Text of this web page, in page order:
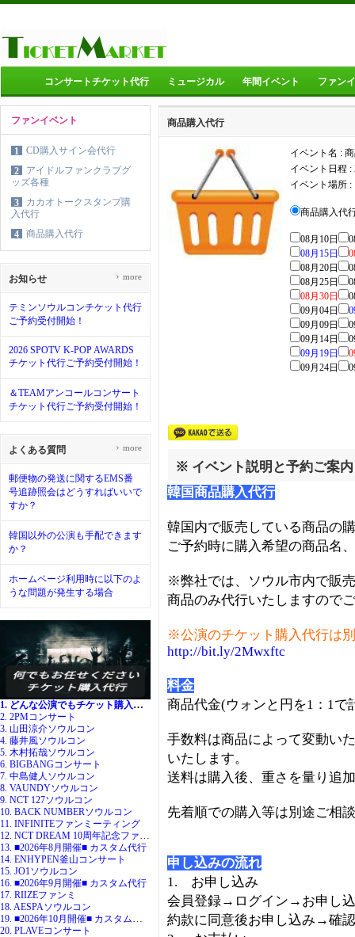
コンサートチケット代行 ミュージカル 年間イベント ファン
ファンイベント
1
CD購入サイン会代行
2
アイドルファンクラブグ
ッズ各種
3
カカオトークスタンプ購
入代行
4
商品購入代行
お知らせ
テミンソウルコンチケット代行
ご予約受付開始！
2026 SPOTV K-POP AWARDS
チケット代行ご予約受付開始！
＆TEAMアンコールコンサート
チケット代行ご予約受付開始！
› more
よくある質問
郵便物の発送に関するEMS番
号追跡照会はどうすればいいで
すか？
韓国以外の公演も手配できます
か？
ホームページ利用時に以下のよ
うな問題が発生する場合
› more
1. どんな公演でもチケット購入代行
2. 2PMコンサート
3. 山田涼介ソウルコン
4. 藤井風ソウルコン
5. 木村拓哉ソウルコン
6. BIGBANGコンサート
7. 中島健人ソウルコン
8. VAUNDYソウルコン
9. NCT 127ソウルコン
10. BACK NUMBERソウルコン
11. INFINITEファンミーティング
12. NCT DREAM 10周年記念ファンミ
13. ■2026年8月開催■ カスタム代行
14. ENHYPEN釜山コンサート
15. JO1ソウルコン
16. ■2026年9月開催■ カスタム代行
17. RIIZEファンミ
18. AESPAソウルコン
19. ■2026年10月開催■ カスタム代行
20. PLAVEコンサート
商品購入代行
イベント名 :
イベント日程 :
イベント場所 :
商品購入代
08月10日
08月15日
08月20日
08月25日
08月30日
09月04日
09月09日
09月14日
09月19日
09月24日
※ イベント説明と予約ご案内
韓国商品購入代行
韓国内で販売している商品の
ご予約時に購入希望の商品名
※弊社では、ソウル市内で販
商品のみ代行いたしますので
※公演のチケット購入代行は
http://bit.ly/2Mwxftc
料金
商品代金(ウォンと円を1：1で
手数料は商品によって変動い
いたします。
送料は購入後、重さを量り追
先着順での購入等は別途ご相
申し込みの流れ
1. お申し込み
会員登録→ログイン→お申し
約款に同意後お申し込み→確